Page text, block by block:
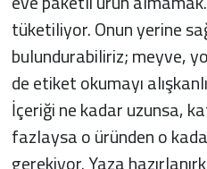
tüketiliyor. Onun yerine
bulundurabiliriz; meyve,
de etiket okumayı
İçeriği ne kadar uzunsa,
fazlaysa o üründen o